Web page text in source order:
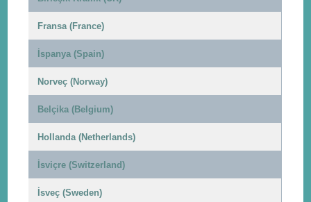
Fransa (France)
İspanya (Spain)
Norveç (Norway)
Belçika (Belgium)
Hollanda (Netherlands)
İsviçre (Switzerland)
İsveç (Sweden)